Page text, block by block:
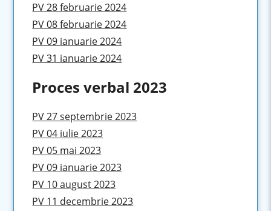
PV 28 februarie 2024
PV 08 februarie 2024
PV 09 ianuarie 2024
PV 31 ianuarie 2024
Proces verbal 2023
PV 27 septembrie 2023
PV 04 iulie 2023
PV 05 mai 2023
PV 09 ianuarie 2023
PV 10 august 2023
PV 11 decembrie 2023